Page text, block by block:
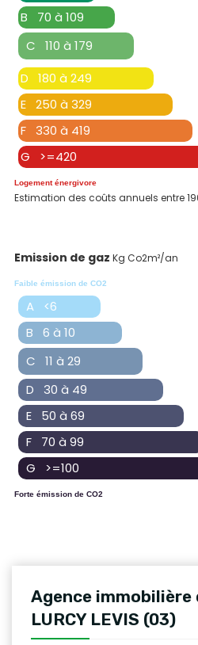
B 70 à 109
C 110 à 179
D 180 à 249
E 250 à 329
F 330 à 419
G >=420
Logement énergivore
Estimation des coûts annuels entre
Emission de gaz Kg Co2m²/an
Faible émission de CO2
A <6
B 6 à 10
C 11 à 29
D 30 à 49
E 50 à 69
F 70 à 99
G >=100
Forte émission de CO2
Agence immobilière
LURCY LEVIS (03)